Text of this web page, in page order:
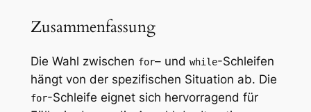
Zusammenfassung
Die Wahl zwischen for– und while-Schleifen
hängt von der spezifischen Situation ab. Die
for-Schleife eignet sich hervorragend für